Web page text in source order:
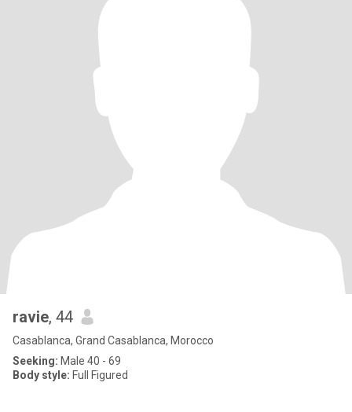
ravie, 44
Casablanca, Grand Casablanca, Morocco
Seeking: Male 40 - 69
Body style: Full Figured